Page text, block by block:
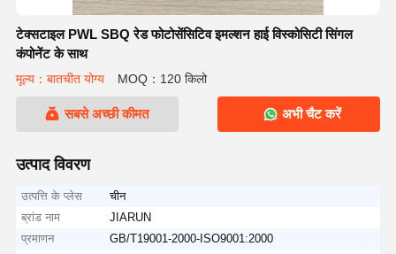
टेक्सटाइल PWL SBQ रेड फोटोसेंसिटिव इमल्शन हाई विस्कोसिटी सिंगल
कंपोनेंट के साथ
मूल्य：बातचीत योग्य MOQ：120 किलो
सबसे अच्छी कीमत अभी चैट करें
उत्पाद विवरण
उत्पत्ति के प्लेस
चीन
ब्रांड नाम
JIARUN
प्रमाणन
GB/T19001-2000-ISO9001:2000